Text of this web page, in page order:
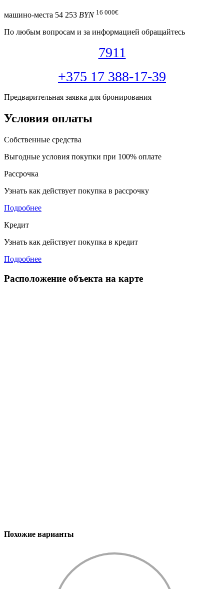
машино-места 54 253 BYN 16 000€
По любым вопросам и за информацией обращайтесь
7911
+375 17 388-17-39
Предварительная заявка для бронирования
Условия оплаты
Собственные средства
Выгодные условия покупки при 100% оплате
Рассрочка
Узнать как действует покупка в рассрочку
Подробнее
Кредит
Узнать как действует покупка в кредит
Подробнее
Расположение объекта на карте
Похожие варианты